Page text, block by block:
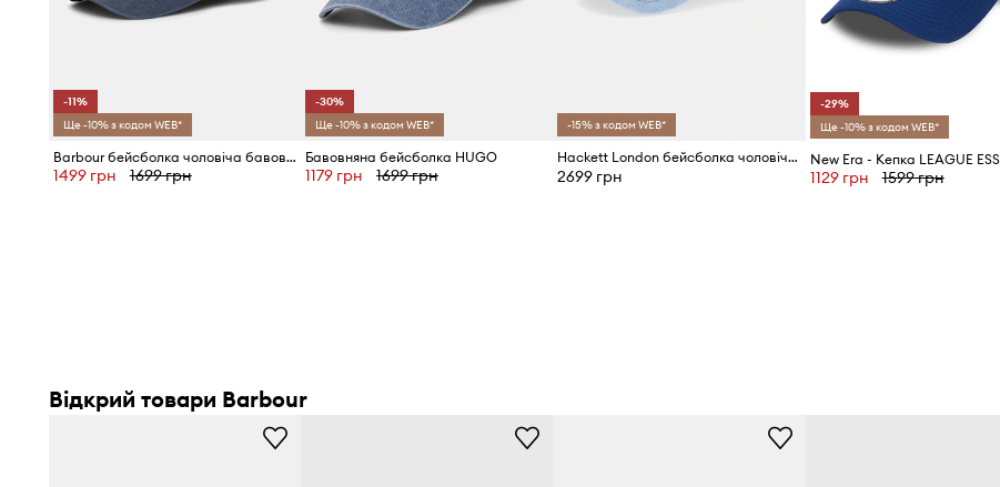
-11%
Ще -10% з кодом WEB*
Barbour бейсболка чоловіча бавовняна
1499 грн 1699 грн
-30%
Ще -10% з кодом WEB*
Бавовняна бейсболка HUGO
1179 грн 1699 грн
-15% з кодом WEB*
Hackett London бейсболка чоловіча
2699 грн
-29%
Ще -10% з кодом WEB*
1129 грн 1599 грн
Відкрий товари Barbour